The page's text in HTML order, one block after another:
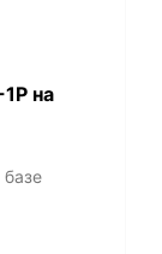
на